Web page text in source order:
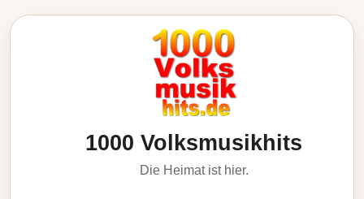
1000 Volksmusikhits
Die Heimat ist hier.